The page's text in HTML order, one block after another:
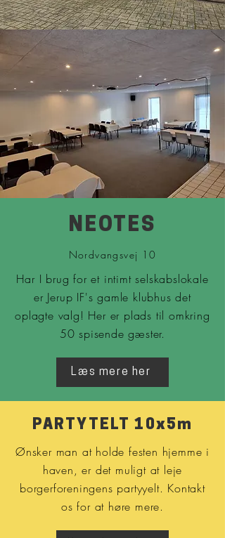
NEOTES
Nordvangsvej 10
Har I brug for et intimt selskabslokale
er Jerup IF's gamle klubhus det
oplagte valg! Her er plads til omkring
50 spisende gæster.
Læs mere her
PARTYTELT 10x5m
Ønsker man at holde festen hjemme i
haven, er det muligt at leje
borgerforeningens partyyelt. Kontakt
os for at høre mere.